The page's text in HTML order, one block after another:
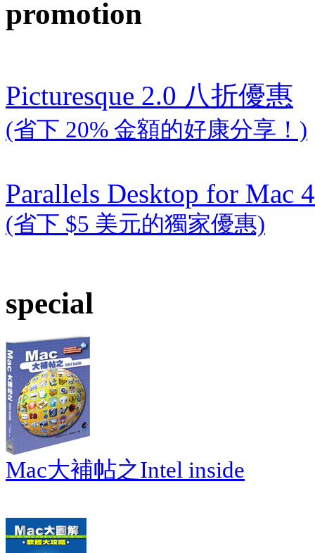
promotion
Picturesque 2.0 八折優惠
(省下 20% 金額的好康分享！)
Parallels Desktop for Mac
(省下 $5 美元的獨家優惠)
special
Mac大補帖之Intel inside